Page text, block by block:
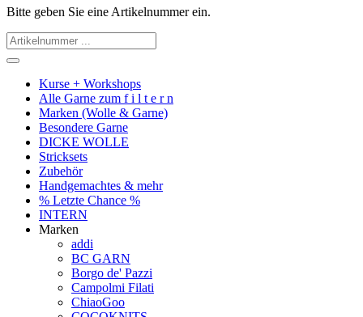
Bitte geben Sie eine Artikelnummer ein.
Kurse + Workshops
Alle Garne zum f i l t e r n
Marken (Wolle & Garne)
Besondere Garne
DICKE WOLLE
Stricksets
Zubehör
Handgemachtes & mehr
% Letzte Chance %
INTERN
Marken
addi
BC GARN
Borgo de' Pazzi
Campolmi Filati
ChiaoGoo